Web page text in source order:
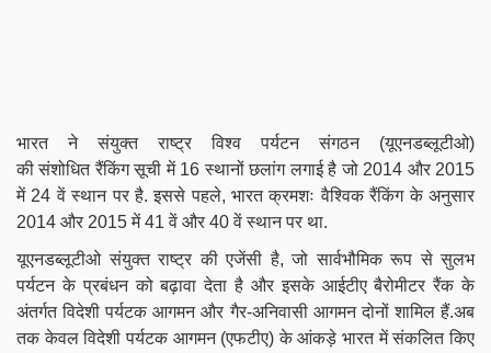
भारत ने संयुक्त राष्ट्र विश्व पर्यटन संगठन (यूएनडब्लूटीओ)
कीसंशोधित रैंकिंग सूची में 16 स्थानों छलांग लगाई है जो 2014 और 2015
में 24 वें स्थान पर है. इससे पहले, भारत क्रमशः वैश्विक रैंकिंग के अनुसार
2014 और 2015 में 41 वें और 40 वें स्थान पर था.
यूएनडब्लूटीओ संयुक्त राष्ट्र की एजेंसी है, जोसार्वभौमिक रूप से सुलभ
पर्यटन के प्रबंधन को बढ़ावा देता है और इसके आईटीएबैरोमीटर रैंक के
अंतर्गतविदेशी पर्यटक आगमन और गैर-अनिवासी आगमनदोनों शामिल हैं.अब
तक केवल विदेशी पर्यटक आगमन (एफटीए) के आंकड़े भारत में संकलित किए